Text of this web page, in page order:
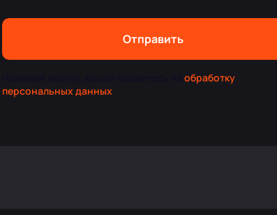
Отправить
Нажимая кнопку, вы соглашаетесь наобработку
персональных данных